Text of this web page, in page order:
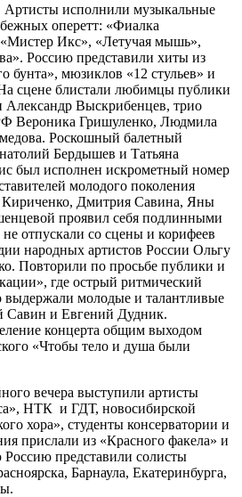
Артисты исполнили музыкальные
оперетт: «Фиалка
Икс», «Летучая мышь»,
Россию представили хиты из
бунта», мюзиклов «12 стульев» и
сцене блистали любимцы публики
Александр Выскрибенцев, трио
Вероника Гришуленко, Людмила
Роскошный балетный
Бердышев и Татьяна
был исполнен искрометный номер
молодого поколения
Кириченко, Дмитрия Савина, Яны
проявил себя подлинными
отпускали со сцены и корифеев
народных артистов России Ольгу
Повторили по просьбе публики и
где острый ритмический
выдержали молодые и талантливые
и Евгений Дудник.
концерта общим выходом
«Чтобы тело и душа были
вечера выступили артисты
НТК и ГДТ, новосибирской
хора», студенты консерватории и
прислали из «Красного факела» и
представили солисты
Барнаула, Екатеринбурга,